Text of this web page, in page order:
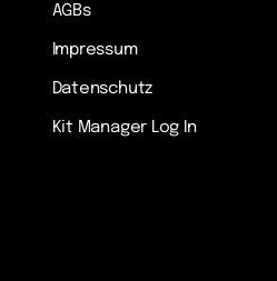
AGBs
Impressum
Datenschutz
Kit Manager Log In